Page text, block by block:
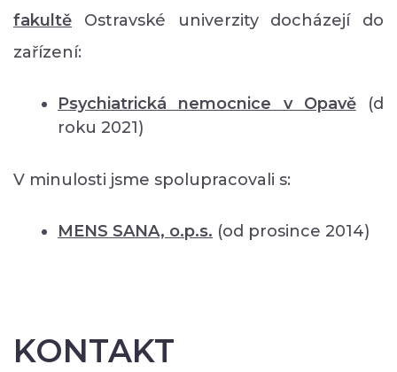
fakultě Ostravské univerzity docházejí do
zařízení:
Psychiatrická nemocnice v Opavě(d
roku 2021)
V minulosti jsme spolupracovali s:
MENS SANA, o.p.s. (od prosince 2014)
KONTAKT